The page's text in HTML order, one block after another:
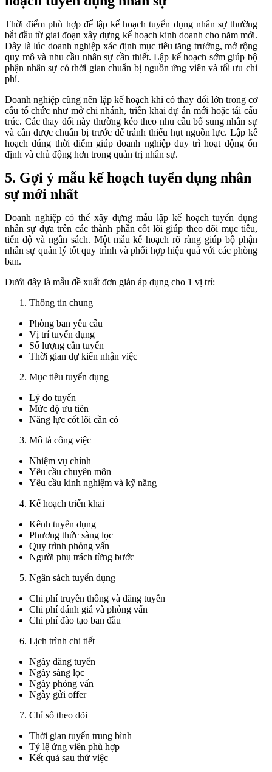
Thời điểm phù hợp để lập kế hoạch tuyển dụng nhân sự thường
bắt đầu từ giai đoạn xây dựng kế hoạch kinh doanh cho năm mới.
Đây là lúc doanh nghiệp xác định mục tiêu tăng trưởng, mở rộng
quy mô và nhu cầu nhân sự cần thiết. Lập kế hoạch sớm giúp bộ
phận nhân sự có thời gian chuẩn bị nguồn ứng viên và tối ưu chi
phí.
Doanh nghiệp cũng nên lập kế hoạch khi có thay đổi lớn trong cơ
cấu tổ chức như mở chi nhánh, triển khai dự án mới hoặc tái cấu
trúc. Các thay đổi này thường kéo theo nhu cầu bổ sung nhân sự
và cần được chuẩn bị trước để tránh thiếu hụt nguồn lực. Lập kế
hoạch đúng thời điểm giúp doanh nghiệp duy trì hoạt động ổn
định và chủ động hơn trong quản trị nhân sự.
5. Gợi ý mẫu kế hoạch tuyển dụng nhân
sự mới nhất
Doanh nghiệp có thể xây dựng mẫu lập kế hoạch tuyển dụng
nhân sự dựa trên các thành phần cốt lõi giúp theo dõi mục tiêu,
tiến độ và ngân sách. Một mẫu kế hoạch rõ ràng giúp bộ phận
nhân sự quản lý tốt quy trình và phối hợp hiệu quả với các phòng
ban.
Dưới đây là mẫu đề xuất đơn giản áp dụng cho 1 vị trí:
Thông tin chung
Phòng ban yêu cầu
Vị trí tuyển dụng
Số lượng cần tuyển
Thời gian dự kiến nhận việc
Mục tiêu tuyển dụng
Lý do tuyển
Mức độ ưu tiên
Năng lực cốt lõi cần có
Mô tả công việc
Nhiệm vụ chính
Yêu cầu chuyên môn
Yêu cầu kinh nghiệm và kỹ năng
Kế hoạch triển khai
Kênh tuyển dụng
Phương thức sàng lọc
Quy trình phỏng vấn
Người phụ trách từng bước
Ngân sách tuyển dụng
Chi phí truyền thông và đăng tuyển
Chi phí đánh giá và phỏng vấn
Chi phí đào tạo ban đầu
Lịch trình chi tiết
Ngày đăng tuyển
Ngày sàng lọc
Ngày phỏng vấn
Ngày gửi offer
Chỉ số theo dõi
Thời gian tuyển trung bình
Tỷ lệ ứng viên phù hợp
Kết quả sau thử việc